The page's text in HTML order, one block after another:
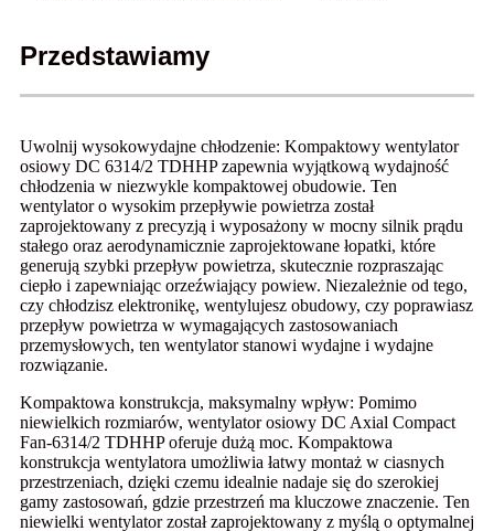
Przedstawiamy
Uwolnij wysokowydajne chłodzenie: Kompaktowy wentylator
osiowy DC 6314/2 TDHHP zapewnia wyjątkową wydajność
chłodzenia w niezwykle kompaktowej obudowie. Ten
wentylator o wysokim przepływie powietrza został
zaprojektowany z precyzją i wyposażony w mocny silnik prądu
stałego oraz aerodynamicznie zaprojektowane łopatki, które
generują szybki przepływ powietrza, skutecznie rozpraszając
ciepło i zapewniając orzeźwiający powiew. Niezależnie od tego,
czy chłodzisz elektronikę, wentylujesz obudowy, czy poprawiasz
przepływ powietrza w wymagających zastosowaniach
przemysłowych, ten wentylator stanowi wydajne i wydajne
rozwiązanie.
Kompaktowa konstrukcja, maksymalny wpływ: Pomimo
niewielkich rozmiarów, wentylator osiowy DC Axial Compact
Fan-6314/2 TDHHP oferuje dużą moc. Kompaktowa
konstrukcja wentylatora umożliwia łatwy montaż w ciasnych
przestrzeniach, dzięki czemu idealnie nadaje się do szerokiej
gamy zastosowań, gdzie przestrzeń ma kluczowe znaczenie. Ten
niewielki wentylator został zaprojektowany z myślą o optymalnej